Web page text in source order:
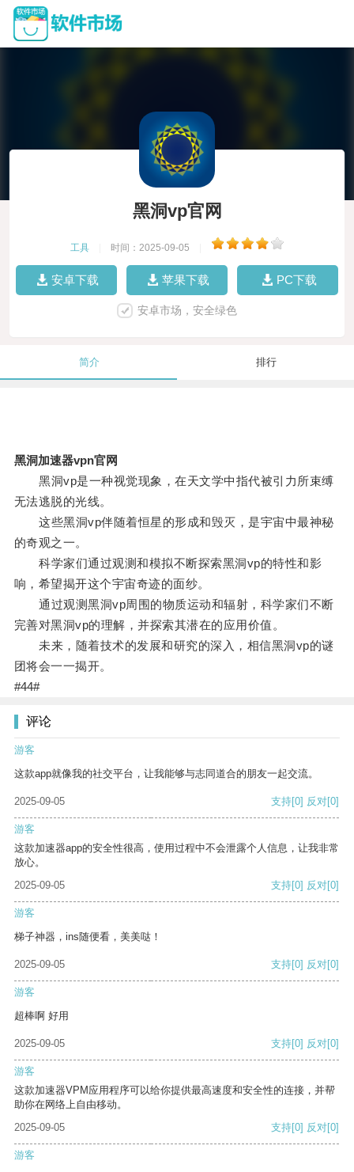
黑洞vp官网
工具 时间：2025-09-05
安卓下载 苹果下载 PC下载
安卓市场，安全绿色
简介 排行
黑洞加速器vpn官网
黑洞vp是一种视觉现象，在天文学中指代被引力所束缚
无法逃脱的光线。
这些黑洞vp伴随着恒星的形成和毁灭，是宇宙中最神秘
的奇观之一。
科学家们通过观测和模拟不断探索黑洞vp的特性和影
响，希望揭开这个宇宙奇迹的面纱。
通过观测黑洞vp周围的物质运动和辐射，科学家们不断
完善对黑洞vp的理解，并探索其潜在的应用价值。
未来，随着技术的发展和研究的深入，相信黑洞vp的谜
团将会一一揭开。
#44#
评论
游客
这款app就像我的社交平台，让我能够与志同道合的朋友一起交流。
2025-09-05 支持[0] 反对[0]
游客
这款加速器app的安全性很高，使用过程中不会泄露个人信息，让我非常
放心。
2025-09-05
支持[0] 反对[0]
游客
梯子神器，ins随便看，美美哒！
2025-09-05 支持[0] 反对[0]
游客
超棒啊 好用
2025-09-05 支持[0] 反对[0]
游客
这款加速器VPM应用程序可以给你提供最高速度和安全性的连接，并帮
助你在网络上自由移动。
2025-09-05
支持[0] 反对[0]
游客